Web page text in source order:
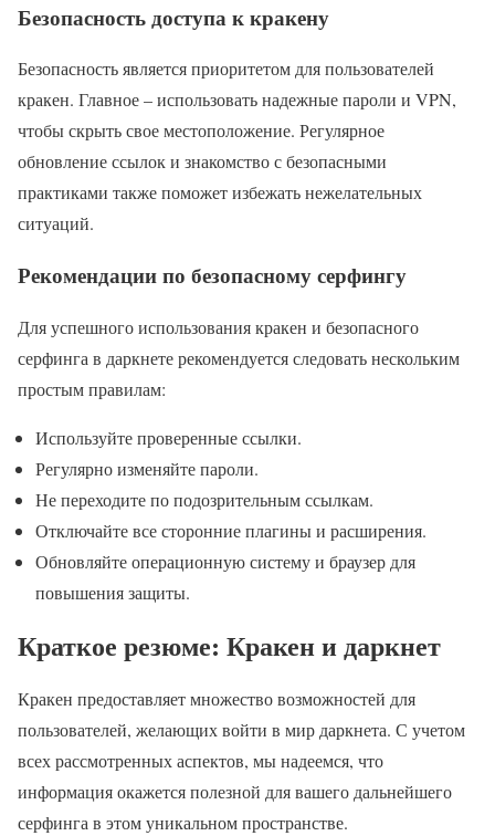
Безопасность доступа к кракену
Безопасность является приоритетом для пользователей
кракен. Главное – использовать надежные пароли и VPN,
чтобы скрыть свое местоположение. Регулярное
обновление ссылок и знакомство с безопасными
практиками также поможет избежать нежелательных
ситуаций.
Рекомендации по безопасному серфингу
Для успешного использования кракен и безопасного
серфинга в даркнете рекомендуется следовать нескольким
простым правилам:
Используйте проверенные ссылки.
Регулярно изменяйте пароли.
Не переходите по подозрительным ссылкам.
Отключайте все сторонние плагины и расширения.
Обновляйте операционную систему и браузер для
повышения защиты.
Краткое резюме: Кракен и даркнет
Кракен предоставляет множество возможностей для
пользователей, желающих войти в мир даркнета. С учетом
всех рассмотренных аспектов, мы надеемся, что
информация окажется полезной для вашего дальнейшего
серфинга в этом уникальном пространстве.